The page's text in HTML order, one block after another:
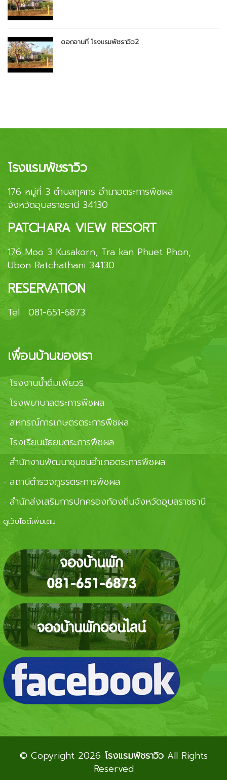
ดอกจานที่ โรงแรมพัชราวิว2
โรงแรมพัชราวิว
176 หมู่ที่ 3 ตำบลกุศกร อำเภอตระการพืชผล
จังหวัดอุบลราชธานี 34130
PATCHARA VIEW RESORT
176 Moo 3 Kusakorn, Tra kan Phuet Phon,
Ubon Ratchathani 34130
RESERVATION
Tel : 081-651-6873
เพื่อนบ้านของเรา
-โรงงานน้ำดื่มเพียวริ
- โรงพยาบาลตระการพืชผล
- สหกรณ์การเกษตรตระการพืชผล
- โรงเรียนมัธยมตระการพืชผล
- สำนักงานพัฒนาชุมชนอำเภอตระการพืชผล
- สถานีตำรวจภูธรตระการพืชผล
- สำนักส่งเสริมการปกครองท้องถิ่นจังหวัดอุบลราชธานี
ดูเว็บไซต์เพิ่มเติม
© Copyright 2026 โรงแรมพัชราวิวAll Rights
Reserved